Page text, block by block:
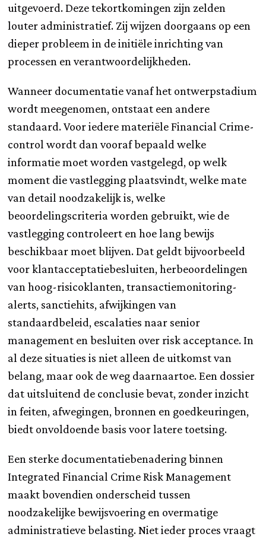
uitgevoerd. Deze tekortkomingen zijn zelden
louter administratief. Zij wijzen doorgaans op een
dieper probleem in de initiële inrichting van
processen en verantwoordelijkheden.
Wanneer documentatie vanaf het ontwerpstadium
wordt meegenomen, ontstaat een andere
standaard. Voor iedere materiële Financial Crime-
control wordt dan vooraf bepaald welke
informatie moet worden vastgelegd, op welk
moment die vastlegging plaatsvindt, welke mate
van detail noodzakelijk is, welke
beoordelingscriteria worden gebruikt, wie de
vastlegging controleert en hoe lang bewijs
beschikbaar moet blijven. Dat geldt bijvoorbeeld
voor klantacceptatiebesluiten, herbeoordelingen
van hoog-risicoklanten, transactiemonitoring-
alerts, sanctiehits, afwijkingen van
standaardbeleid, escalaties naar senior
management en besluiten over risk acceptance. In
al deze situaties is niet alleen de uitkomst van
belang, maar ook de weg daarnaartoe. Een dossier
dat uitsluitend de conclusie bevat, zonder inzicht
in feiten, afwegingen, bronnen en goedkeuringen,
biedt onvoldoende basis voor latere toetsing.
Een sterke documentatiebenadering binnen
Integrated Financial Crime Risk Management
maakt bovendien onderscheid tussen
noodzakelijke bewijsvoering en overmatige
administratieve belasting. Niet ieder proces vraagt